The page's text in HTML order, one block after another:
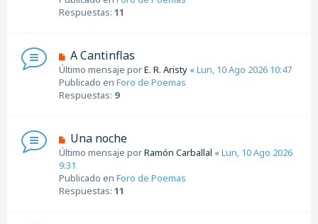
v
n
s
a
j
Respuestas: 11
N
u
e
v
n
s
a
j
e
A Cantinflas
Último mensaje porE. R. Aristy «Lun, 10 Ago 2026 10:47
Publicado en Foro de Poemas
Respuestas: 9
N
u
e
v
o
Una noche
Último mensaje porRamón Carballal «Lun, 10 Ago 2026
9:31
Publicado en Foro de Poemas
Respuestas: 11